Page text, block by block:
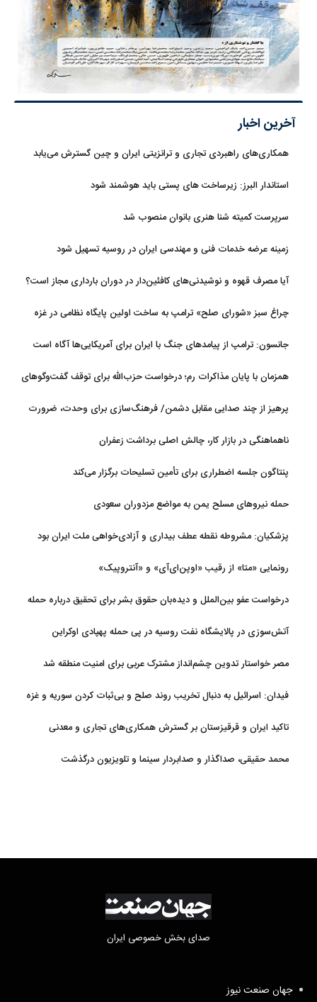
آخرین اخبار
همکاری‌های راهبردی تجاری و ترانزیتی ایران و چین گسترش می‌یابد
استاندار البرز: زیرساخت های پستی باید هوشمند شود
سرپرست کمیته شنا هنری بانوان منصوب شد
زمینه عرضه خدمات فنی و مهندسی ایران در روسیه تسهیل شود
آیا مصرف قهوه و نوشیدنی‌های کافئین‌دار در دوران بارداری مجاز است؟
چراغ سبز «شورای صلح» ترامپ به ساخت اولین پایگاه نظامی در غزه
جانسون: ترامپ از پیامدهای جنگ با ایران برای آمریکایی‌ها آگاه است
همزمان با پایان مذاکرات رم؛ درخواست حزب‌الله برای توقف گفت‌وگوهای
پرهیز از چند صدایی مقابل دشمن/ فرهنگ‌سازی برای وحدت، ضرورت
امروز کشور است
ناهماهنگی در بازار کار، چالش اصلی برداشت زعفران
پنتاگون جلسه اضطراری برای تأمین تسلیحات برگزار می‌کند
حمله نیروهای مسلح یمن به مواضع مزدوران سعودی
پزشکیان: مشروطه نقطه عطف بیداری و آزادی‌خواهی ملت ایران بود
رونمایی «متا» از رقیب «اوپن‌ای‌آی» و «آنتروپیک»
درخواست عفو بین‌الملل و دیده‌بان حقوق بشر برای تحقیق درباره حمله
به خبرنگاران در لبنان
آتش‌سوزی در پالایشگاه نفت روسیه در پی حمله پهپادی اوکراین
مصر خواستار تدوین چشم‌انداز مشترک عربی برای امنیت منطقه شد
فیدان: اسرائیل به دنبال تخریب روند صلح و بی‌ثبات کردن سوریه و غزه
تاکید ایران و قرقیزستان بر گسترش همکاری‌های تجاری و معدنی
محمد حقیقی، صداگذار و صدابردار سینما و تلویزیون درگذشت
صدای بخش خصوصی ایران
جهان صنعت نیوز